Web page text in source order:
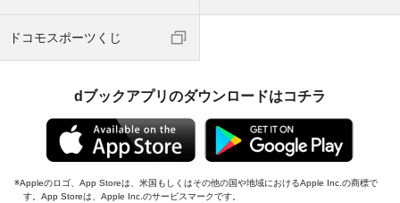
ドコモスポーツくじ
dブックアプリのダウンロードはコチラ
Appleのロゴ、App Storeは、米国もしくはその他の国や地域におけるApple Inc.の商標で
す。App Storeは、Apple Inc.のサービスマークです。